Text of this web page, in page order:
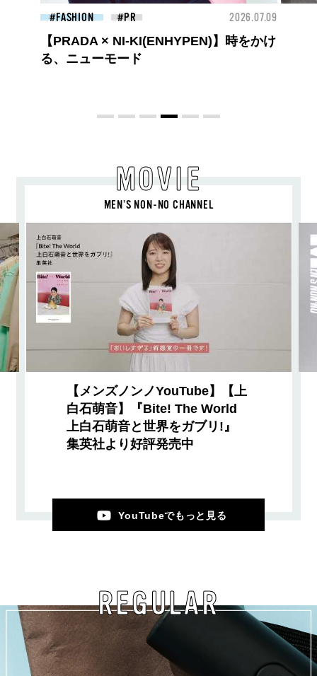
FASHION 2026.07.09
高橋璃央と、ジュエッテの出会い。夏の
定番、ピンクゴールドが印象的
MOVIE
MEN’S NON-NO CHANNEL
【メンズノンノYouTube】【上
白石萌音】『Bite! The World
上白石萌音と世界をガブリ!』
集英社より好評発売中
YouTubeでもっと見る
REGULAR